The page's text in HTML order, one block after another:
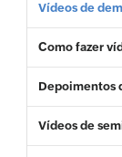
Vídeos de
Como fazer
Depoimentos
Vídeos de